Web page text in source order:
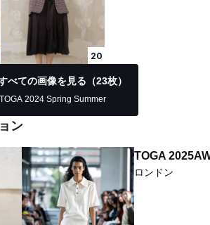
20
べての画像を見る（23枚）
TOGA 2024 Spring Summer
ン
TOGA
ロンドン